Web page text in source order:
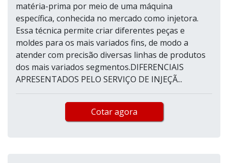
matéria-prima por meio de uma máquina
específica, conhecida no mercado como injetora.
Essa técnica permite criar diferentes peças e
moldes para os mais variados fins, de modo a
atender com precisão diversas linhas de produtos
dos mais variados segmentos.DIFERENCIAIS
APRESENTADOS PELO SERVIÇO DE INJEÇÃ...
Cotar agora